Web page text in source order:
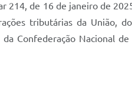
de 16 de janeiro de
tributárias da União,
Confederação Nacional